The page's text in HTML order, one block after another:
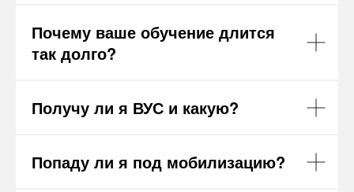
Почему ваше обучение длится
так долго?
Получу ли я ВУС и какую?
Попаду ли я под мобилизацию?